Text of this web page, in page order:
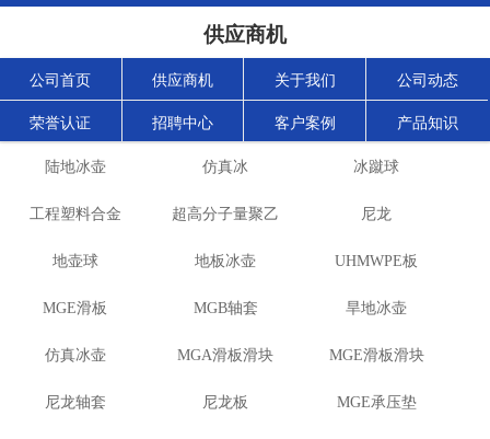
供应商机
公司首页 供应商机 关于我们 公司动态
荣誉认证 招聘中心 客户案例 产品知识
陆地冰壶 仿真冰 冰蹴球
工程塑料合金 超高分子量聚乙
烯
尼龙
地壶球 地板冰壶 UHMWPE板
MGE滑板 MGB轴套 旱地冰壶
仿真冰壶 MGA滑板滑块 MGE滑板滑块
尼龙轴套 尼龙板 MGE承压垫